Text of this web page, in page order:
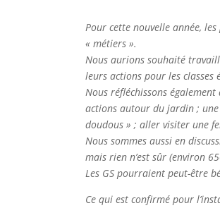
Pour cette nouvelle année,
« métiers ».
Nous aurions souhaité
leurs actions pour les classes
Nous réfléchissons
actions autour du jardin ;
doudous » ; aller visiter une
Nous sommes aussi en
mais rien n’est sûr (environ
Les GS pourraient peut-être
Ce qui est confirmé pour